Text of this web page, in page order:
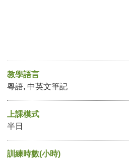
教學語言
粵語, 中英文筆記
上課模式
半日
訓練時數(小時)